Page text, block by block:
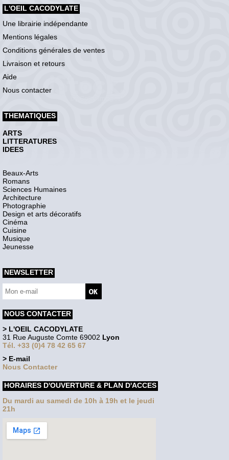
L'OEIL CACODYLATE
Une librairie indépendante
Mentions légales
Conditions générales de ventes
Livraison et retours
Aide
Nous contacter
THEMATIQUES
ARTS
LITTERATURES
IDEES
Beaux-Arts
Romans
Sciences Humaines
Architecture
Photographie
Design et arts décoratifs
Cinéma
Cuisine
Musique
Jeunesse
NEWSLETTER
NOUS CONTACTER
> L'OEIL CACODYLATE
31 Rue Auguste Comte 69002 Lyon
Tél. +33 (0)4 78 42 65 67
> E-mail
Nous Contacter
HORAIRES D'OUVERTURE & PLAN D'ACCES
Du mardi au samedi de 10h à 19h et le jeudi
21h